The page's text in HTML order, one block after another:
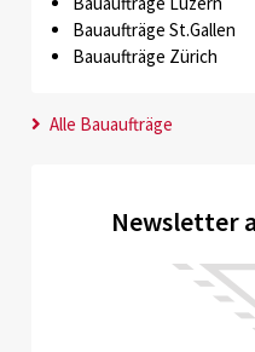
Bauaufträge St.Gallen
Bauaufträge Zürich
Alle Bauaufträge
Newsletter